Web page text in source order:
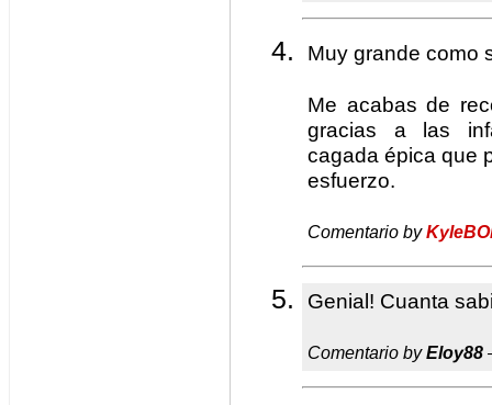
Muy grande como
Me acabas de
gracias a las
cagada épica que
esfuerzo.
Comentario by
Genial! Cuanta
Comentario byEloy88